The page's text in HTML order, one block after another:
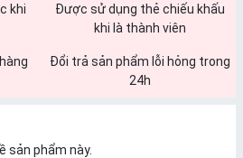
khi
Được sử dụng thẻ chiếu khấu
khi là thành viên
Đổi trả sản phẩm lỗi hỏng trong
24h
sản phẩm này.